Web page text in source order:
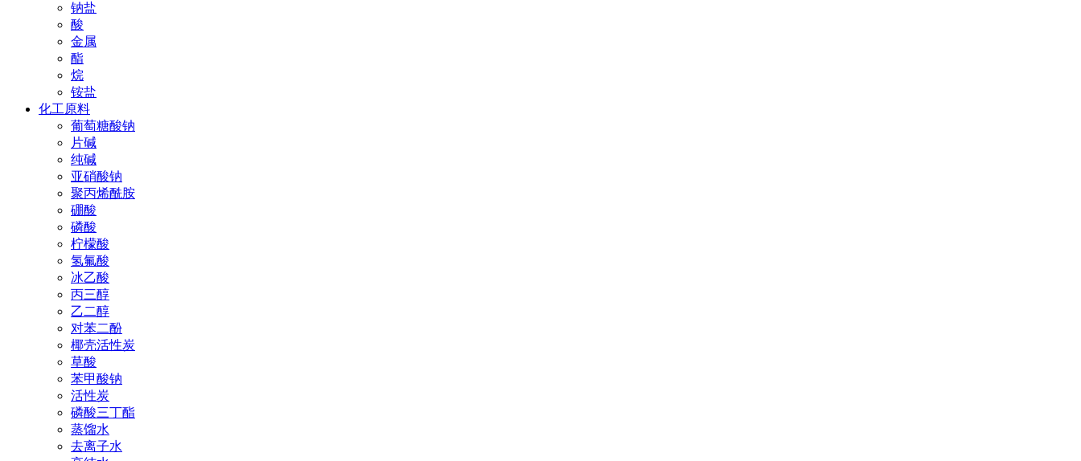
钠盐
酸
金属
酯
烷
铵盐
化工原料
葡萄糖酸钠
片碱
纯碱
亚硝酸钠
聚丙烯酰胺
硼酸
磷酸
柠檬酸
氢氟酸
冰乙酸
丙三醇
乙二醇
对苯二酚
椰壳活性炭
草酸
苯甲酸钠
活性炭
磷酸三丁酯
蒸馏水
去离子水